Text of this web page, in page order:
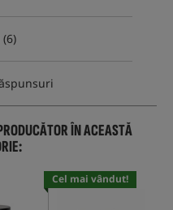
ÎN ACEASTĂ
Cel mai vândut!